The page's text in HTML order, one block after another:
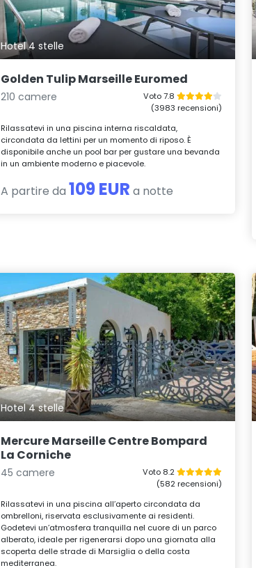
Hotel 4 stelle
Golden Tulip Marseille Euromed
210 camere
Voto 7.8
(3983 recensioni)
Rilassatevi in una piscina interna riscaldata,
circondata da lettini per un momento di riposo. È
disponibile anche un pool bar per gustare una bevanda
in un ambiente moderno e piacevole.
A partire da 109 EUR a notte
Hotel 4 stelle
Mercure Marseille Centre Bompard
La Corniche
45 camere
Voto 8.2
(582 recensioni)
Rilassatevi in una piscina all’aperto circondata da
ombrelloni, riservata esclusivamente ai residenti.
Godetevi un’atmosfera tranquilla nel cuore di un parco
alberato, ideale per rigenerarsi dopo una giornata alla
scoperta delle strade di Marsiglia o della costa
mediterranea.